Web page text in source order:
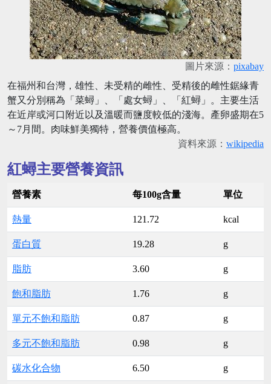
圖片來源： pixabay
在福州和台灣，雄性、未受精的雌性、受精後的雌性鋸緣青
蟹又分別稱為「菜蟳」、「處女蟳」、「紅蟳」。主要生活
在近岸或河口附近以及溫暖而鹽度較低的淺海。產卵盛期在5
～7月間。肉味鮮美獨特，營養價值極高。
資料來源： wikipedia
紅蟳主要營養資訊
營養素 每100g含量 單位
熱量 121.72 kcal
蛋白質 19.28 g
脂肪 3.60 g
飽和脂肪 1.76 g
單元不飽和脂肪 0.87 g
多元不飽和脂肪 0.98 g
碳水化合物 6.50 g